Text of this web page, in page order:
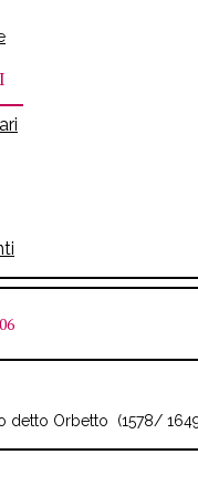
detto Orbetto (1578/